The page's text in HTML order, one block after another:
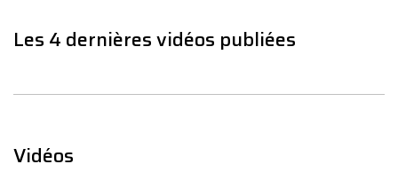
Les 4 dernières vidéos publiées
Vidéos